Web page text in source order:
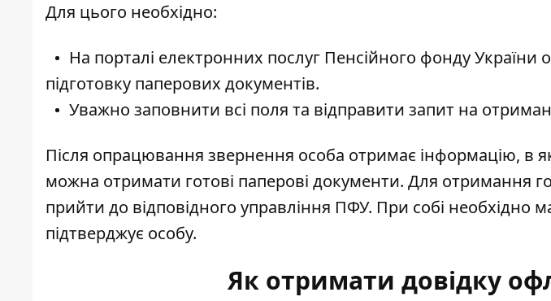
Для цього необхідно:
На порталі електронних послуг Пенсійного фонду України
підготовку паперових документів.
Уважно заповнити всі поля та відправити запит на
Після опрацювання звернення особа отримає інформацію, в
можна отримати готові паперові документи. Для отримання
прийти до відповідного управління ПФУ. При собі необхідно
підтверджує особу.
Як отримати довідку